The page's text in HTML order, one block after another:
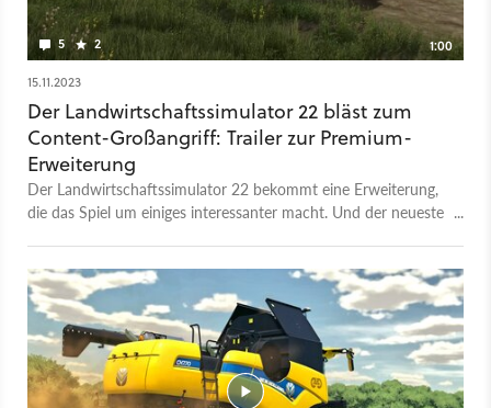
5 2
1:00
15.11.2023
Der Landwirtschaftssimulator 22 bläst zum
Content-Großangriff: Trailer zur Premium-
Erweiterung
Der Landwirtschaftssimulator 22 bekommt eine Erweiterung,
die das Spiel um einiges interessanter macht. Und der neueste
bereits einige der neuen Maschinen vorgestellt, die ihr fahren
könnt, aber auch Pflanzenarten, die ihr in Zukunft aufziehen
und ernten dürft. Damit erhaltet ihr hier noch mehr Inhalte als
in der bereits zuvor veröffentlichten Platinum-Edition. Die
Erweiterung ist jetzt für Windows, Mac und Konsolen
erhältlich.